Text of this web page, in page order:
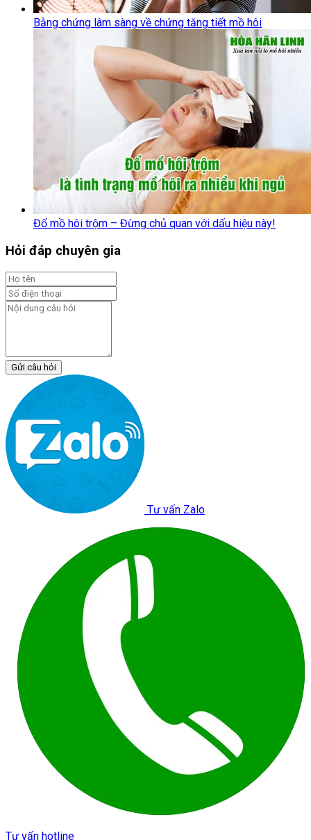
Bằng chứng lâm sàng về chứng tăng tiết mồ hôi
Đổ mồ hôi trộm – Đừng chủ quan với dấu hiệu này!
Hỏi đáp chuyên gia
Gửi câu hỏi
Tư vấn Zalo
Tư vấn hotline